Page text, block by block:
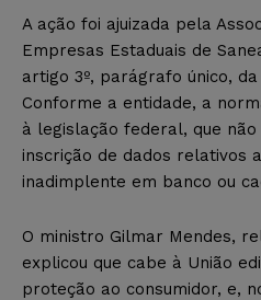
A ação foi ajuizada pela
Empresas Estaduais de
artigo 3º, parágrafo único,
Conforme a entidade, a
à legislação federal, que
inscrição de dados relativos
inadimplente em banco ou
O ministro Gilmar Mendes,
explicou que cabe à União
proteção ao consumidor, e,